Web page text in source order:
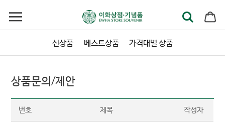
신상품 베스트상품 가격대별 상품
상품문의/제안
번호 제목 작성자